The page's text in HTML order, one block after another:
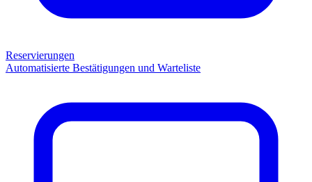
Reservierungen
Automatisierte Bestätigungen und Warteliste